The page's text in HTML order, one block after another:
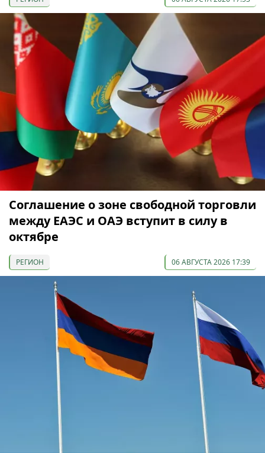
Соглашение о зоне свободной торговли
между ЕАЭС и ОАЭ вступит в силу в
октябре
РЕГИОН 06 АВГУСТА 2026 17:39